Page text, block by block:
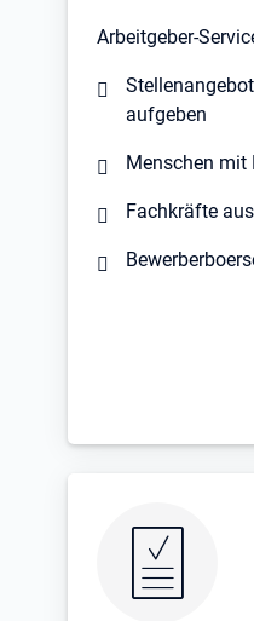
Arbeitgeber-
aufgeben
Menschen mit
Fachkräfte